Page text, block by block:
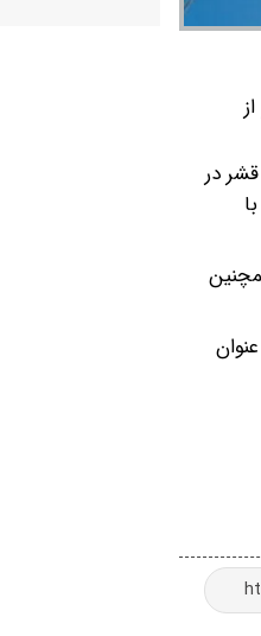
از
در
شد. همچنین